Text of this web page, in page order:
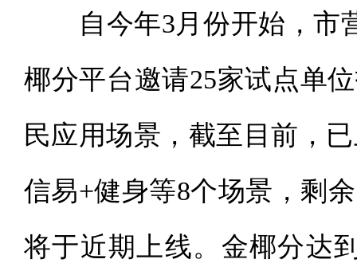
自今年3月份开始，市
椰分平台邀请25家试点单
民应用场景，截至目前，
信易+健身等8个场景，剩
将于近期上线。金椰分达